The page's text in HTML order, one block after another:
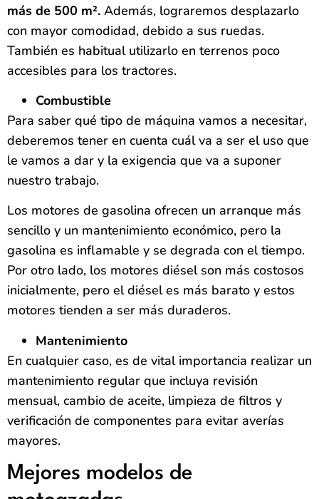
más de 500 m². Además, lograremos desplazarlo
con mayor comodidad, debido a sus ruedas.
También es habitual utilizarlo en terrenos poco
accesibles para los tractores.
Combustible
Para saber qué tipo de máquina vamos a necesitar,
deberemos tener en cuenta cuál va a ser el uso que
le vamos a dar y la exigencia que va a suponer
nuestro trabajo.
Los motores de gasolina ofrecen un arranque más
sencillo y un mantenimiento económico, pero la
gasolina es inflamable y se degrada con el tiempo.
Por otro lado, los motores diésel son más costosos
inicialmente, pero el diésel es más barato y estos
motores tienden a ser más duraderos.
Mantenimiento
En cualquier caso, es de vital importancia realizar un
mantenimiento regular que incluya revisión
mensual, cambio de aceite, limpieza de filtros y
verificación de componentes para evitar averías
mayores.
Mejores modelos de